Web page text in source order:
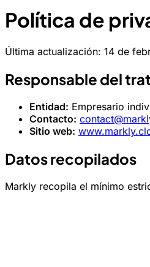
Política de
Última actualización: 14 de
Responsable del
Entidad: Empresario
Contacto:
Sitio web:
Datos recopilados
Markly recopila el mínimo